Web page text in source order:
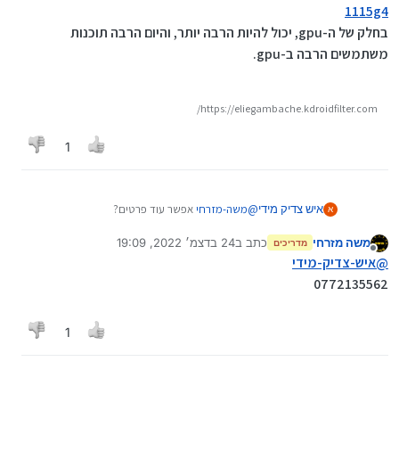
1115g4
בחלק של ה-gpu, יכול להיות הרבה יותר, והיום הרבה תוכנות
משתמשים הרבה ב-gpu.
https://eliegambache.kdroidfilter.com/
1
א איש צדיק מידי@משה-מזרחיאפשר עוד פרטים?
משה מזרחי מדריכים כתב ב24 בדצמ׳ 2022, 19:09
נערך לאחרונה על ידי
@איש-צדיק-מידי
0772135562
1